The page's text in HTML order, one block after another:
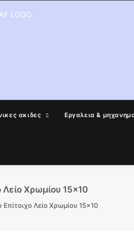
ακιδες Εργαλεια &
Λείο Χρωμίου 15×10
Λείο Χρωμίου 15×10